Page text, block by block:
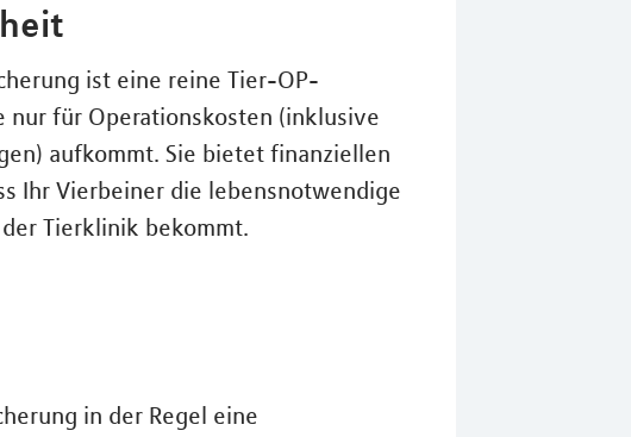
ist eine reine Tier-OP-
nur für Operationskosten (inklusive
aufkommt. Sie bietet finanziellen
Ihr Vierbeiner die lebensnotwendige
Tierklinik bekommt.
in der Regel eine